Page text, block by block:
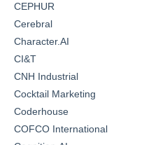
CEPHUR
Cerebral
Character.AI
CI&T
CNH Industrial
Cocktail Marketing
Coderhouse
COFCO International